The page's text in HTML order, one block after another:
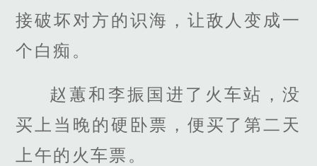
接破坏对方的识海，让敌人变成一
个白痴。
赵蕙和李振国进了火车站，没
买上当晚的硬卧票，便买了第二天
上午的火车票。